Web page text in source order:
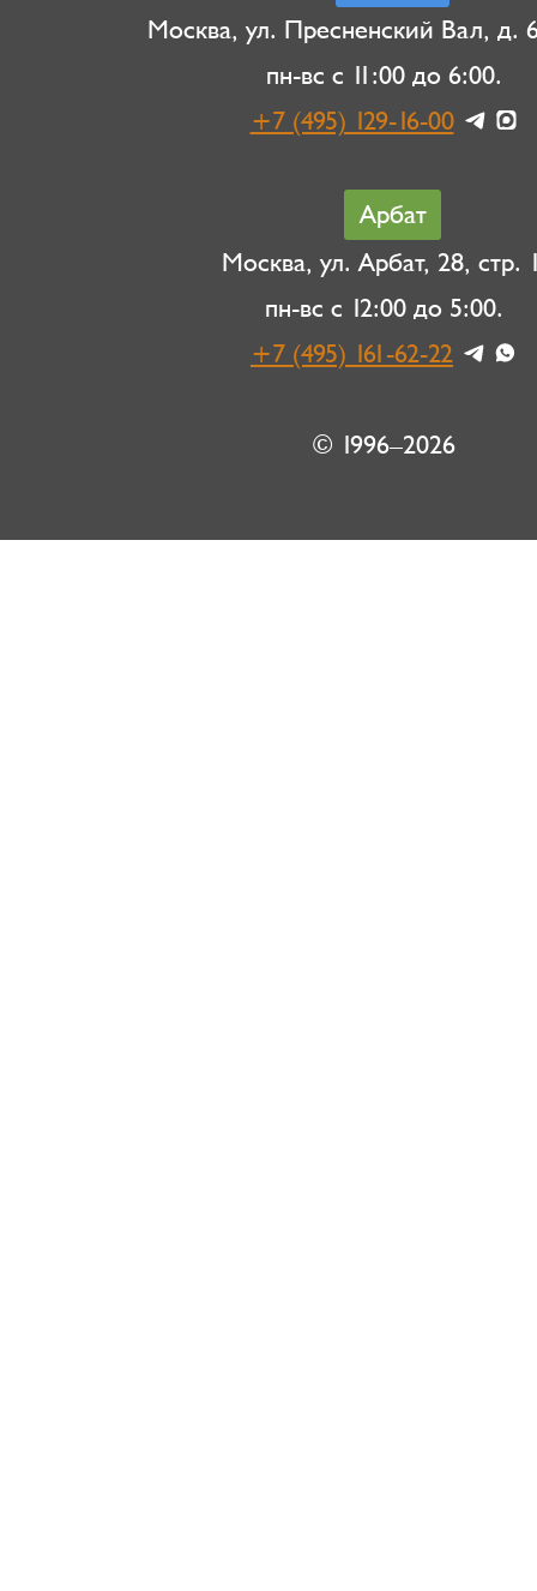
Москва, ул. Пресненский Вал, д.
пн-вс с 11:00 до 6:00.
+7 (495) 129-16-00
Арбат
Москва, ул. Арбат, 28, стр.
пн-вс с 12:00 до 5:00.
+7 (495) 161-62-22
© 1996–2026